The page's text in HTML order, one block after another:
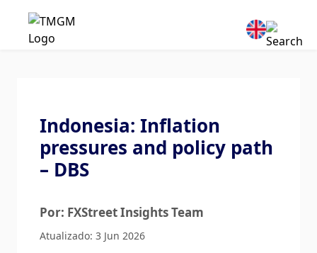
Indonesia: Inflation
pressures and policy path
– DBS
Por: FXStreet Insights Team
Atualizado: 3 Jun 2026